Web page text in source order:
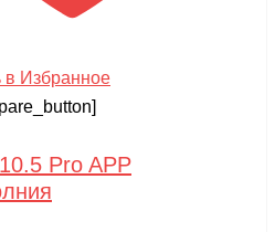
в Избранное
Pro APP